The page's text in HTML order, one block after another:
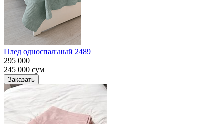
Плед односпальный 2489
295 000
245 000 сум
Заказать